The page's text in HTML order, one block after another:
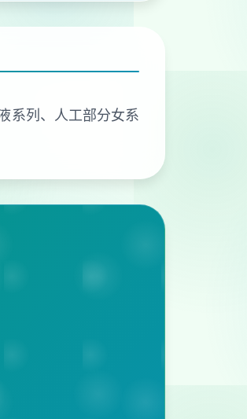
系列、人工部分女系